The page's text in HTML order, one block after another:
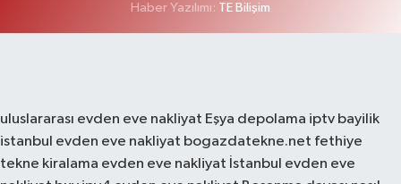
Haber Yazılımı: TE Bilişim
uluslararası evden eve nakliyat Eşya depolama iptv bayilik
istanbul evden eve nakliyat bogazdatekne.net fethiye
tekne kiralama evden eve nakliyat İstanbul evden eve